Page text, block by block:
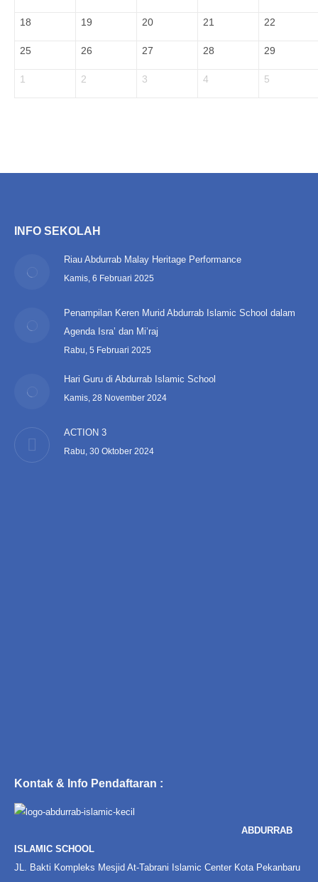
18 19 20 21 22
25 26 27 28 29
1 2 3 4 5
INFO SEKOLAH
Riau Abdurrab Malay Heritage Performance
Kamis, 6 Februari 2025
Penampilan Keren Murid Abdurrab Islamic School dalam
Agenda Isra’ dan Mi’raj
Rabu, 5 Februari 2025
Hari Guru di Abdurrab Islamic School
Kamis, 28 November 2024
ACTION 3
Rabu, 30 Oktober 2024
Kontak & Info Pendaftaran :
ABDURRAB
ISLAMIC SCHOOL
JL. Bakti Kompleks Mesjid At-Tabrani Islamic Center Kota Pekanbaru